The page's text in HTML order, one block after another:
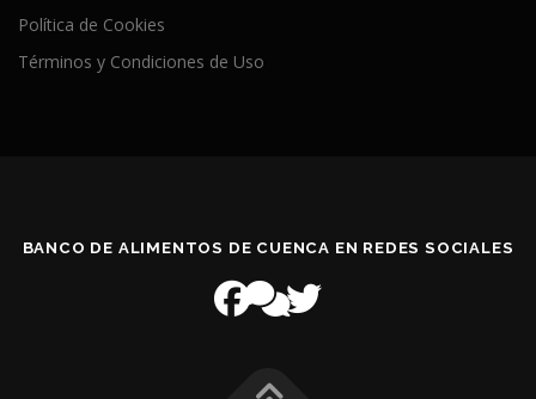
Política de Cookies
Términos y Condiciones de Uso
BANCO DE ALIMENTOS DE CUENCA EN REDES SOCIALES